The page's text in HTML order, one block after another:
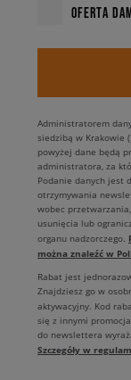
OFERTA
Administratorem
siedzibą w Krakowie
powyżej dane będą
administratora, za
Podanie danych jest
otrzymywania
wobec
usunięcia lub
organu nadzorczego.
można znaleźć w
Rabat jest
Znajdziesz go w
aktywacyjny. Kod
się z innymi
do newslettera
Szczegóły w